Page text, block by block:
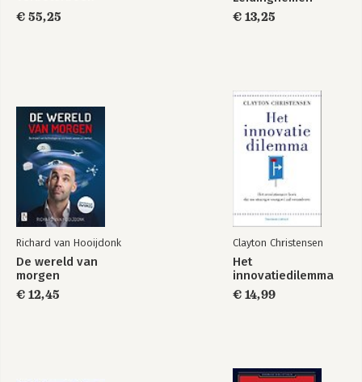
€ 55,25
€ 13,25
Richard van Hooijdonk
De wereld van
morgen
€ 12,45
Clayton Christensen
Het
innovatiedilemma
€ 14,99